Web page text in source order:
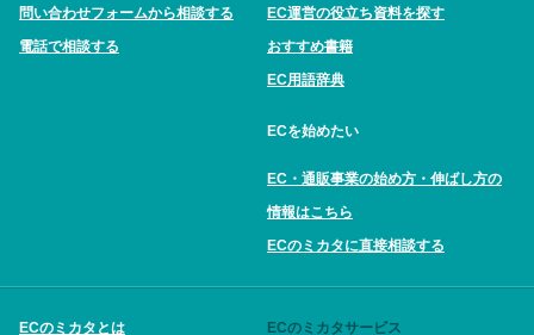
問い合わせフォームから相談する
電話で相談する
EC運営の役立ち資料を探す
おすすめ書籍
EC用語辞典
ECを始めたい
EC・通販事業の始め方・伸ばし方の
情報はこちら
ECのミカタに直接相談する
ECのミカタとは ECのミカタサービス